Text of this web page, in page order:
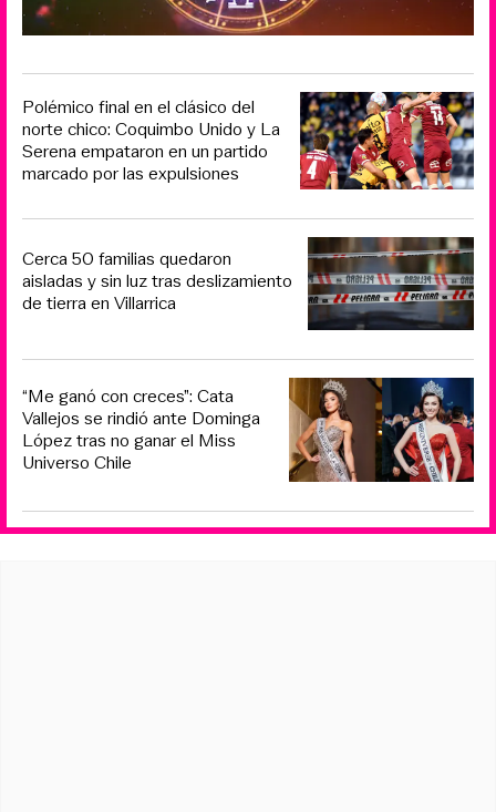
Polémico final en el clásico del
norte chico: Coquimbo Unido y La
Serena empataron en un partido
marcado por las expulsiones
Cerca 50 familias quedaron
aisladas y sin luz tras deslizamiento
de tierra en Villarrica
“Me ganó con creces”: Cata
Vallejos se rindió ante Dominga
López tras no ganar el Miss
Universo Chile